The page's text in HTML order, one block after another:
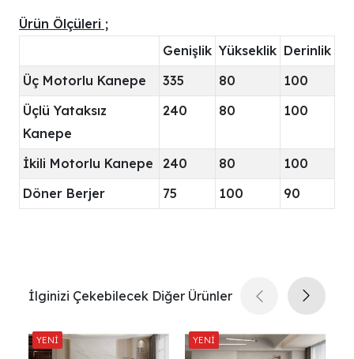
Ürün Ölçüleri ;
Genişlik Yükseklik Derinlik
Üç Motorlu Kanepe
335 80
100
Üçlü Yataksız
Kanepe
240 80 100
İkili Motorlu Kanepe 240 80
100
Döner Berjer
75 100 90
İlginizi Çekebilecek Diğer Ürünler